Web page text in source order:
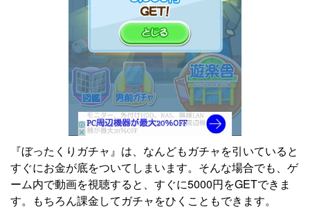
『ぼったくりガチャ』は、なんどもガチャを引いていると
すぐにお金が底をついてしまいます。そんな場合でも、ゲ
ーム内で動画を視聴すると、すぐに5000円をGETできま
す。もちろん課金してガチャをひくこともできます。